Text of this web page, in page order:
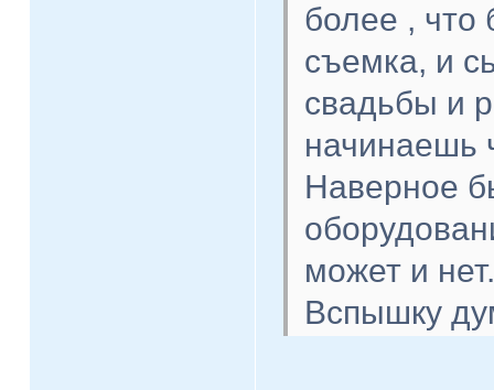
более , что
съемка, и
свадьбы и
начинаешь
Наверное
может и
Вспышку